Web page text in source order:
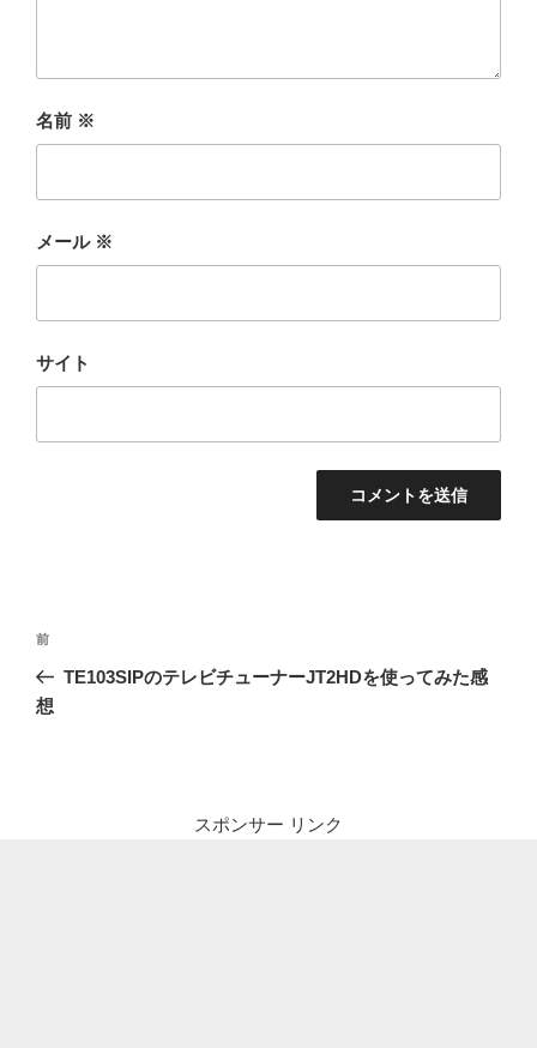
名前 ※
メール ※
サイト
投
ナ
前
の
投
前
TE103SIPのテレビチューナーJT2HDを使ってみた感
想
スポンサー リンク